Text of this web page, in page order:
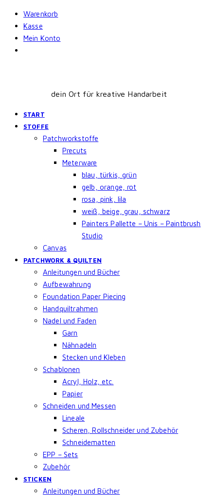
Skip
content
Warenkorb
Kasse
Mein Konto
dein Ort für kreative Handarbeit
START
STOFFE
Patchworkstoffe
Precuts
Meterware
blau, türkis, grün
gelb, orange, rot
rosa, pink, lila
weiß, beige, grau, schwarz
Painters Pallette – Unis – Paintbrush
Studio
Canvas
PATCHWORK & QUILTEN
Anleitungen und Bücher
Aufbewahrung
Foundation Paper Piecing
Handquiltrahmen
Nadel und Faden
Garn
Nähnadeln
Stecken und Kleben
Schablonen
Acryl, Holz, etc.
Papier
Schneiden und Messen
Lineale
Scheren, Rollschneider und Zubehör
Schneidematten
EPP – Sets
Zubehör
STICKEN
Anleitungen und Bücher